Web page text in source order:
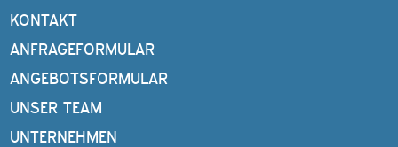
KONTAKT
ANFRAGEFORMULAR
ANGEBOTSFORMULAR
UNSER TEAM
UNTERNEHMEN